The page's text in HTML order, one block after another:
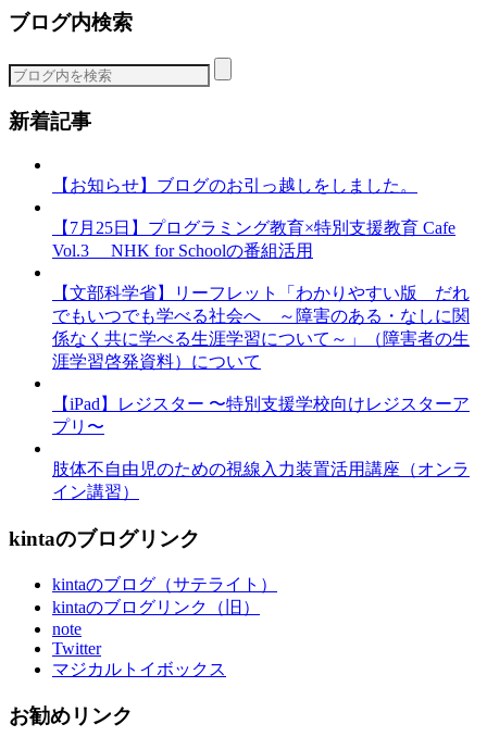
ゴ
ー
ブログ内検索
新着記事
【お知らせ】ブログのお引っ越しをしました。
【7月25日】プログラミング教育×特別支援教育 Cafe
Vol.3 NHK for Schoolの番組活用
【文部科学省】リーフレット「わかりやすい版 だれ
でもいつでも学べる社会へ ～障害のある・なしに関
係なく共に学べる生涯学習について～」（障害者の生
涯学習啓発資料）について
【iPad】レジスター 〜特別支援学校向けレジスターア
プリ〜
肢体不自由児のための視線入力装置活用講座（オンラ
イン講習）
kintaのブログリンク
kintaのブログ（サテライト）
kintaのブログリンク（旧）
note
Twitter
マジカルトイボックス
お勧めリンク